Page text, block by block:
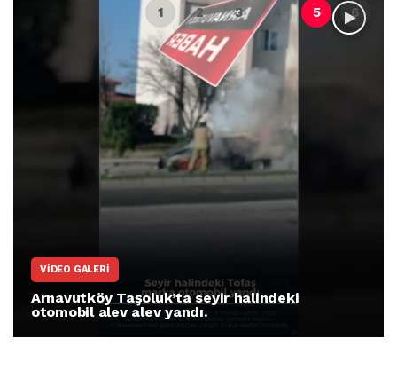
VIDEO GALERI
Arnavutköy Taşoluk’ta seyir halindeki
otomobil alev alev yandı.